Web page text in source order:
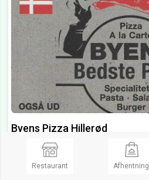
Byens Pizza Hillerød
Pizzaria, Pizzeria, Pizza, Burger
Åbent fra kl 12:00 til 21:00
Restaurant Afhentning